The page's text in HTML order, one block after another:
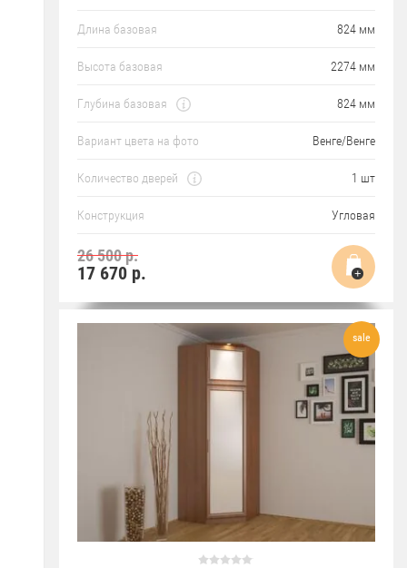
Длина базовая 824 мм
Высота базовая 2274 мм
Глубина базовая 824 мм
Вариант цвета на фото Венге/Венге
Количество дверей 1 шт
Конструкция Угловая
26 500 р.
17 670р.
sale